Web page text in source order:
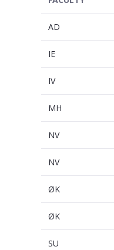
AD
IE
IV
MH
NV
NV
ØK
ØK
SU